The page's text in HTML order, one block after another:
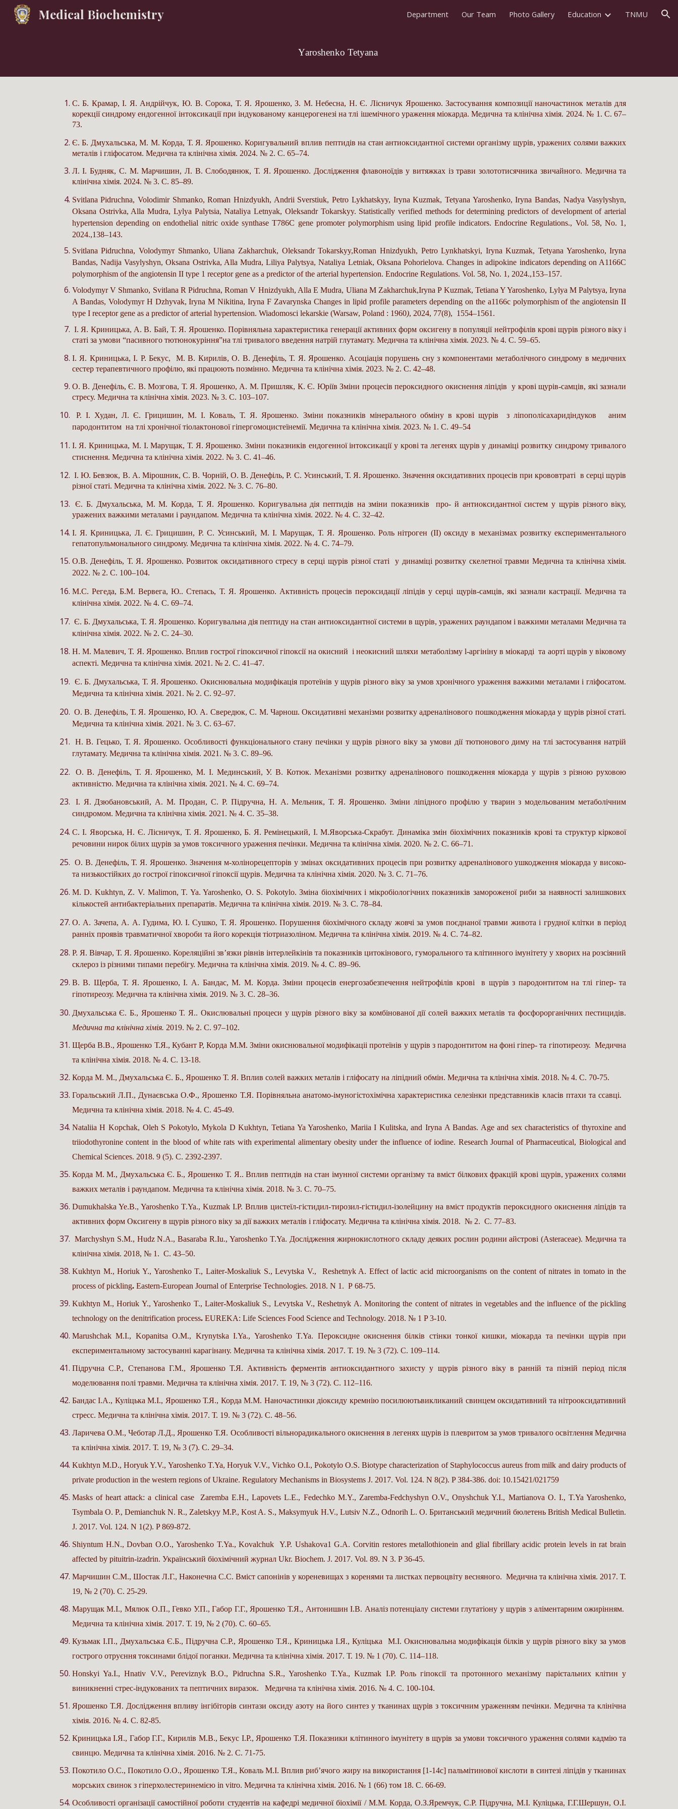
Skip to navigation
Medical Biochemistry Department Our Team Photo Gallery Education TNMU
Yaroshenko Tetyana
С. Б. Крамар, І. Я. Андрійчук, Ю. В. Сорока, Т. Я. Ярошенко, З. М. Небесна, Н. Є. Лісничук Ярошенко. Застосування композиції наночастинок металів для
корекції синдрому ендогенної інтоксикації при індукованому канцерогенезі на тлі ішемічного ураження міокарда. Медична та клінічна хімія. 2024. № 1. С. 67–
73.
Є. Б. Дмухальська, М. М. Корда, Т. Я. Ярошенко. Коригувальний вплив пептидів на стан антиоксидантної системи організму щурів, уражених солями важких
металів і гліфосатом. Медична та клінічна хімія. 2024. № 2. С. 65–74.
Л. І. Будняк, С. М. Марчишин, Л. В. Слободянюк, Т. Я. Ярошенко. Дослідження флавоноїдів у витяжках із трави золототисячника звичайного. Медична та
клінічна хімія. 2024. № 3. С. 85–89.
Svitlana Pidruchna, Volodimir Shmanko, Roman Hnizdyukh, Andrii Sverstiuk, Petro Lykhatskyy, Iryna Kuzmak, Tetyana Yaroshenko, Iryna Bandas, Nadya Vasylyshyn,
Oksana Ostrivka, Alla Mudra, Lylya Palytsia, Nataliya Letnyak, Oleksandr Tokarskyy. Statistically verified methods for determining predictors of development of arterial
hypertension depending on endothelial nitric oxide synthase T786C gene promoter polymorphism using lipid profile indicators. Endocrine Regulations., Vol. 58, No. 1,
2024.,138–143.
Svitlana Pidruchna, Volodymyr Shmanko, Uliana Zakharchuk, Oleksandr Tokarskyy,Roman Hnizdyukh, Petro Lynkhatskyi, Iryna Kuzmak, Tetyana Yaroshenko, Iryna
Bandas, Nadija Vasylyshyn, Oksana Ostrivka, Alla Mudra, Liliya Palytsya, Nataliya Letniak, Oksana Pohorielova. Changes in adipokine indicators depending on A1166C
polymorphism of the angiotensin II type 1 receptor gene as a predictor of the arterial hypertension. Endocrine Regulations. Vol. 58, No. 1, 2024.,153–157.
Volodymyr V Shmanko, Svitlana R Pidruchna, Roman V Hnizdyukh, Alla E Mudra, Uliana M Zakharchuk,Iryna P Kuzmak, Tetiana Y Yaroshenko, Lylya M Palytsya, Iryna
A Bandas, Volodymyr H Dzhyvak, Iryna M Nikitina, Iryna F Zavarynska Changes in lipid profile parameters depending on the a1166c polymorphism of the angiotensin II
type I receptor gene as a predictor of arterial hypertension. Wiadomosci lekarskie (Warsaw, Poland : 1960), 2024, 77(8), 1554–1561.
І. Я. Криницька, А. В. Бай, Т. Я. Ярошенко. Порівняльна характеристика генерації активних форм оксигену в популяції нейтрофілів крові щурів різного віку і
статі за умови “пасивного тютюнокуріння”на тлі тривалого введення натрій глутамату. Медична та клінічна хімія. 2023. № 4. С. 59–65.
І. Я. Криницька, І. Р. Бекус, М. В. Кирилів, О. В. Денефіль, Т. Я. Ярошенко. Асоціація порушень сну з компонентами метаболічного синдрому в медичних
сестер терапевтичного профілю, які працюють позмінно. Медична та клінічна хімія. 2023. № 2. С. 42–48.
О. В. Денефіль, Є. В. Мозгова, Т. Я. Ярошенко, А. М. Пришляк, К. Є. Юріїв Зміни процесів пероксидного окиснення ліпідів у крові щурів-самців, які зазнали
стресу. Медична та клінічна хімія. 2023. № 3. С. 103–107.
Р. І. Худан, Л. Є. Грицишин, М. І. Коваль, Т. Я. Ярошенко. Зміни показників мінерального обміну в крові щурів з ліпополісахаридіндуков аним
пародонтитом на тлі хронічної тіолактонової гіпергомоцистеїнемії. Медична та клінічна хімія. 2023. № 1. С. 49–54
І. Я. Криницька, М. І. Марущак, Т. Я. Ярошенко. Зміни показників ендогенної інтоксикації у крові та легенях щурів у динаміці розвитку синдрому тривалого
стиснення. Медична та клінічна хімія. 2022. № 3. С. 41–46.
І. Ю. Бевзюк, В. А. Мірошник, С. В. Чорній, О. В. Денефіль, Р. С. Усинський, Т. Я. Ярошенко. Значення оксидативних процесів при крововтраті в серці щурів
різної статі. Медична та клінічна хімія. 2022. № 3. С. 76–80.
Є. Б. Дмухальська, М. М. Корда, Т. Я. Ярошенко. Коригувальна дія пептидів на зміни показників про- й антиоксидантної систем у щурів різного віку,
уражених важкими металами і раундапом. Медична та клінічна хімія. 2022. № 4. С. 32–42.
І. Я. Криницька, Л. Є. Грицишин, Р. С. Усинський, М. І. Марущак, Т. Я. Ярошенко. Роль нітроген (ІІ) оксиду в механізмах розвитку експериментального
гепатопульмонального синдрому. Медична та клінічна хімія. 2022. № 4. С. 74–79.
О.В. Денефіль, Т. Я. Ярошенко. Розвиток оксидативного стресу в серці щурів різної статі у динаміці розвитку скелетної травми Медична та клінічна хімія.
2022. № 2. С. 100–104.
М.С. Регеда, Б.М. Вервега, Ю.. Степась, Т. Я. Ярошенко. Активність процесів пероксидації ліпідів у серці щурів-самців, які зазнали кастрації. Медична та
клінічна хімія. 2022. № 4. С. 69–74.
Є. Б. Дмухальська, Т. Я. Ярошенко. Коригувальна дія пептиду на стан антиоксидантної системи в щурів, уражених раундапом і важкими металами Медична та
клінічна хімія. 2022. № 2. С. 24–30.
Н. М. Малевич, Т. Я. Ярошенко. Вплив гострої гіпоксичної гіпоксії на окисний і неокисний шляхи метаболізму l-аргініну в міокарді та аорті щурів у віковому
аспекті. Медична та клінічна хімія. 2021. № 2. С. 41–47.
Є. Б. Дмухальська, Т. Я. Ярошенко. Окиснювальна модифікація протеїнів у щурів різного віку за умов хронічного ураження важкими металами і гліфосатом.
Медична та клінічна хімія. 2021. № 2. С. 92–97.
О. В. Денефіль, Т. Я. Ярошенко, Ю. А. Свередюк, С. М. Чарнош. Оксидативні механізми розвитку адреналінового пошкодження міокарда у щурів різної статі.
Медична та клінічна хімія. 2021. № 3. С. 63–67.
Н. В. Гецько, Т. Я. Ярошенко. Особливості функціонального стану печінки у щурів різного віку за умови дії тютюнового диму на тлі застосування натрій
глутамату. Медична та клінічна хімія. 2021. № 3. С. 89–96.
О. В. Денефіль, Т. Я. Ярошенко, М. І. Мединський, У. В. Котюк. Механізми розвитку адреналінового пошкодження міокарда у щурів з різною руховою
активністю. Медична та клінічна хімія. 2021. № 4. С. 69–74.
І. Я. Дзюбановський, А. М. Продан, С. Р. Підручна, Н. А. Мельник, Т. Я. Ярошенко. Зміни ліпідного профілю у тварин з модельованим метаболічним
синдромом. Медична та клінічна хімія. 2021. № 4. С. 35–38.
С. І. Яворська, Н. Є. Лісничук, Т. Я. Ярошенко, Б. Я. Ремінецький, І. М.Яворська-Скрабут. Динаміка змін біохімічних показників крові та структур кіркової
речовини нирок білих щурів за умов токсичного ураження печінки. Медична та клінічна хімія. 2020. № 2. С. 66–71.
О. В. Денефіль, Т. Я. Ярошенко. Значення м-холінорецепторів у змінах оксидативних процесів при розвитку адреналінового ушкодження міокарда у високо-
та низькостійких до гострої гіпоксичної гіпоксії щурів. Медична та клінічна хімія. 2020. № 3. С. 71–76.
M. D. Kukhtyn, Z. V. Malimon, T. Ya. Yaroshenko, O. S. Pokotylo. Зміна біохімічних і мікробіологічних показників замороженої риби за наявності залишкових
кількостей антибактеріальних препаратів. Медична та клінічна хімія. 2019. № 3. С. 78–84.
О. А. Зачепа, А. А. Гудима, Ю. І. Сушко, Т. Я. Ярошенко. Порушення біохімічного складу жовчі за умов поєднаної травми живота і грудної клітки в період
ранніх проявів травматичної хвороби та його корекція тіотриазоліном. Медична та клінічна хімія. 2019. № 4. С. 74–82.
Р. Я. Вівчар, Т. Я. Ярошенко. Кореляційні зв’язки рівнів інтерлейкінів та показників цитокінового, гуморального та клітинного імунітету у хворих на розсіяний
склероз із різними типами перебігу. Медична та клінічна хімія. 2019. № 4. С. 89–96.
В. В. Щерба, Т. Я. Ярошенко, І. А. Бандас, М. М. Корда. Зміни процесів енергозабезпечення нейтрофілів крові в щурів з пародонтитом на тлі гіпер- та
гіпотиреозу. Медична та клінічна хімія. 2019. № 3. С. 28–36.
Дмухальська Є. Б., Ярошенко Т. Я.. Окислювальні процеси у щурів різного віку за комбінованої дії солей важких металів та фосфорорганічних пестицидів.
Медична та клінічна хімія. 2019. № 2. С. 97–102.
Щерба В.В., Ярошенко Т.Я., Кубант Р, Корда М.М. Зміни окиснювальної модифікаціі протеїнів у щурів з пародонтитом на фоні гіпер- та гіпотиреозу. Медична
та клінічна хімія. 2018. № 4. С. 13-18.
Корда М. М., Дмухальська Є. Б., Ярошенко Т. Я. Вплив солей важких металів і гліфосату на ліпідний обмін. Медична та клінічна хімія. 2018. № 4. С. 70-75.
Горальський Л.П., Дунаєвська О.Ф., Ярошенко Т.Я. Порівняльна анатомо-імуногістохімічна характеристика селезінки представників класів птахи та ссавці.
Медична та клінічна хімія. 2018. № 4. С. 45-49.
Nataliia H Kopchak, Oleh S Pokotylo, Mykola D Kukhtyn, Tetiana Ya Yaroshenko, Mariia I Kulitska, and Iryna A Bandas. Age and sex characteristics of thyroxine and
triiodothyronine content in the blood of white rats with experimental alimentary obesity under the influence of iodine. Research Journal of Pharmaceutical, Biological and
Chemical Sciences. 2018. 9 (5). С. 2392-2397.
Корда М. М., Дмухальська Є. Б., Ярошенко Т. Я.. Вплив пептидів на стан імунної системи організму та вміст білкових фракцій крові щурів, уражених солями
важких металів і раундапом. Медична та клінічна хімія. 2018. № 3. С. 70–75.
Dumukhalska Ye.B., Yaroshenko T.Ya., Kuzmak I.P. Вплив цистеїл-гістидил-тирозил-гістидил-ізолейцину на вміст продуктів пероксидного окиснення ліпідів та
активних форм Оксигену в щурів різного віку за дії важких металів і гліфосату. Медична та клінічна хімія. 2018. № 2. С. 77–83.
Marchyshyn S.М., Hudz N.A., Basaraba R.Iu., Yaroshenko T.Ya. Дослідження жирнокислотного складу деяких рослин родини айстрові (Аsteraceae). Медична та
клінічна хімія. 2018, № 1. С. 43–50.
Kukhtyn M., Horiuk Y., Yaroshenko T., Laiter-Moskaliuk S., Levytska V., Reshetnyk A. Effect of lactic acid microorganisms on the content of nitrates in tomato in the
process of pickling. Eastern-European Journal of Enterprise Technologies. 2018. N 1. Р 68-75.
Kukhtyn M., Horiuk Y., Yaroshenko T., Laiter-Moskaliuk S., Levytska V., Reshetnyk A. Monitoring the content of nitrates in vegetables and the influence of the pickling
technology on the denitrification process. EUREKA: Life Sciences Food Science and Technology. 2018. № 1 P 3-10.
Marushchak M.I., Kopanitsa O.M., Krynytska I.Ya., Yaroshenko T.Ya. Пероксидне окиснення білків стінки тонкої кишки, міокарда та печінки щурів при
експериментальному застосуванні карагінану. Медична та клінічна хімія. 2017. Т. 19. № 3 (72). С. 109–114.
Підручна С.Р., Степанова Г.М., Ярошенко Т.Я. Активність ферментів антиоксидантного захисту у щурів різного віку в ранній та пізній період після
моделювання полі травми. Медична та клінічна хімія. 2017. Т. 19, № 3 (72). С. 112–116.
Бандас І.А., Куліцька М.І., Ярошенко Т.Я., Корда М.М. Наночастинки діоксиду кремнію посилюютьвикликаний свинцем оксидативний та нітрооксидативний
стресс. Медична та клінічна хімія. 2017. Т. 19. № 3 (72). С. 48–56.
Ларичева О.М., Чеботар Л.Д., Ярошенко Т.Я. Особливості вільнорадикального окиснення в легенях щурів із плевритом за умов тривалого освітлення Медична
та клінічна хімія. 2017. Т. 19, № 3 (7). С. 29–34.
Kukhtyn M.D., Horyuk Y.V., Yaroshenko T.Ya, Horyuk V.V., Vichko O.I., Pokotylo O.S. Biotype characterization of Staphylococcus aureus from milk and dairy products of
private production in the western regions of Ukraine. Regulatory Mechanisms in Biosystems J. 2017. Vol. 124. N 8(2). P 384-386. doi: 10.15421/021759
Masks of heart attack: a clinical case Zaremba E.H., Lapovets L.E., Fedechko M.Y., Zaremba-Fedchyshyn O.V., Onyshchuk Y.I., Martianova O. I., T.Ya Yaroshenko,
Tsymbala O. P., Demianchuk N. R., Zaletskyy M.P., Kost A. S., Maksymyuk H.V., Lutsiv N.Z., Odnorih L. O. Британський медичний бюлетень British Medical Bulletin.
J. 2017. Vol. 124. N 1(2). P 869-872.
Shiyntum H.N., Dovban O.O., Yaroshenko T.Ya., Kovalchuk Y.P. Ushakova1 G.A. Corvitin restores metallothionein and glial fibrillary acidic protein levels in rat brain
affected by pituitrin-izadrin. Український біохімічний журнал Ukr. Biochem. J. 2017. Vol. 89. N 3. P 36-45.
Марчишин С.М., Шостак Л.Г., Наконечна С.С. Вміст сапонінів у кореневищах з коренями та листках первоцвіту весняного. Медична та клінічна хімія. 2017. Т.
19, № 2 (70). С. 25-29.
Марущак М.І., Мялюк О.П., Гевко У.П., Габор Г.Г., Ярошенко Т.Я., Антонишин І.В. Аналіз потенціалу системи глутатіону у щурів з аліментарним ожирінням.
Медична та клінічна хімія. 2017. Т. 19, № 2 (70). С. 60–65.
Кузьмак І.П., Дмухальська Є.Б., Підручна С.Р., Ярошенко Т.Я., Криницька І.Я., Куліцька М.І. Окиснювальна модифікація білків у щурів різного віку за умов
гострого отруєння токсинами блідої поганки. Медична та клінічна хімія. 2017. Т. 19. № 1 (70). С. 114–118.
Honskyi Ya.I., Hnativ V.V., Pereviznyk B.O., Pidruchna S.R., Yaroshenko T.Ya., Kuzmak I.P. Роль гіпоксії та протонного механізму парієтальних клітин у
виникненні стрес-індукованих та пептичних виразок. Медична та клінічна хімія. 2016. № 4. С. 100-104.
Ярошенко Т.Я. Дослідження впливу інгібіторів синтази оксиду азоту на його синтез у тканинах щурів з токсичним ураженням печінки. Медична та клінічна
хімія. 2016. № 4. С. 82-85.
Криницька І.Я., Габор Г.Г., Кирилів М.В., Бекус І.Р., Ярошенко Т.Я. Показники клітинного імунітету в щурів за умови токсичного ураження солями кадмію та
свинцю. Медична та клінічна хімія. 2016. № 2. С. 71-75.
Покотило О.С., Покотило О.О., Ярошенко Т.Я., Коваль М.І. Вплив риб’ячого жиру на використання [1-14с] пальмітинової кислоти в синтезі ліпідів у тканинах
морських свинок з гіперхолестеринемією in vitro. Медична та клінічна хімія. 2016. № 1 (66) том 18. С. 66-69.
Особливості організації самостійної роботи студентів на кафедрі медичної біохімії / М.М. Корда, О.З.Яремчук, С.Р. Підручна, М.І. Куліцька, Г.Г.Шершун, О.І.